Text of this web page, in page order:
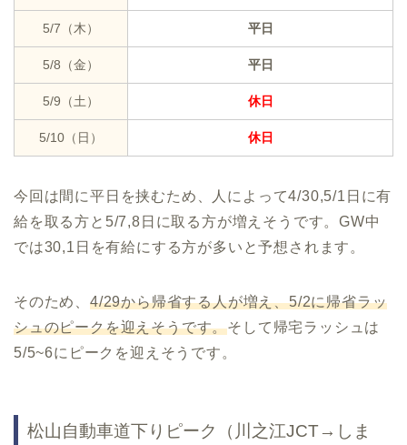
5/7（木） 平日
5/8（金） 平日
5/9（土） 休日
5/10（日） 休日
今回は間に平日を挟むため、人によって4/30,5/1日に有
給を取る方と5/7,8日に取る方が増えそうです。GW中
では30,1日を有給にする方が多いと予想されます。
そのため、 4/29から帰省する人が増え、5/2に帰省ラッ
シュのピークを迎えそうです。そして帰宅ラッシュは
5/5~6にピークを迎えそうです。
松山自動車道下りピーク（川之江JCT→しま